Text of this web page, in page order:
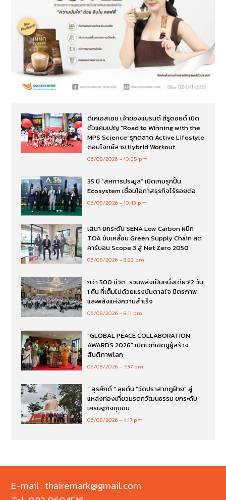
ดีเคเอสเอช เจ้าของแบรนด์ ฮีรูดอยด์ เปิด
ตัวแคมเปญ “Road to Winning with the
MPS Science”รุกตลาด Active Lifestyle
ตอบโจทย์สาย Hybrid Workout
06/08/2026 10:55 pm
35 ปี “สหการประมูล” เปิดเกมรุกปั้น
Ecosystem เชื่อมโอกาสธุรกิจไร้รอยต่อ
06/08/2026 10:43 pm
เสนา ยกระดับ SENA Low Carbon ผนึก
TOA ขับเคลื่อน Green Supply Chain ลด
คาร์บอน Scope 3 สู่ Net Zero 2050
06/08/2026 8:22 pm
กว่า 500 ชีวิต…รวมพลังเป็นหนึ่งเดียว!2 วัน
1 คืน ที่เต็มไปด้วยแรงบันดาลใจ มิตรภาพ
และพลังแห่งความสำเร็จ
06/08/2026 8:11 pm
“GLOBAL PEACE COLLABORATION
AWARDS 2026” เปิดเวทีเชิดชูผู้สร้าง
สันติภาพโลก
06/08/2026 7:37 pm
“ สุรศักดิ์ ” ลุยดัน “วัดปราสาทภูฝ้าย” สู่
แหล่งท่องเที่ยวมรดกวัฒนธรรม ยกระดับ
เศรษฐกิจชุมชน
06/08/2026 4:17 pm
E-mail : thairemark@gmail.com